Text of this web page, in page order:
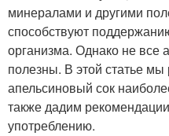
минералами и другими
способствуют
организма. Однако не все
полезны. В этой статье мы
апельсиновый сок
также дадим
употреблению.